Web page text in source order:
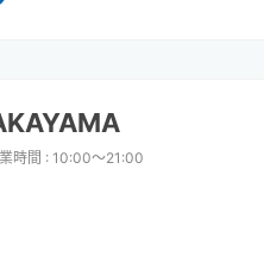
時間 : 10:00〜21:00